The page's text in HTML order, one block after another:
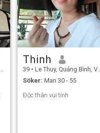
Thinh
39 • Le Thuy, Quảng Bình, Vietnam
Söker: Man 30 - 55
Độc thân vui tính